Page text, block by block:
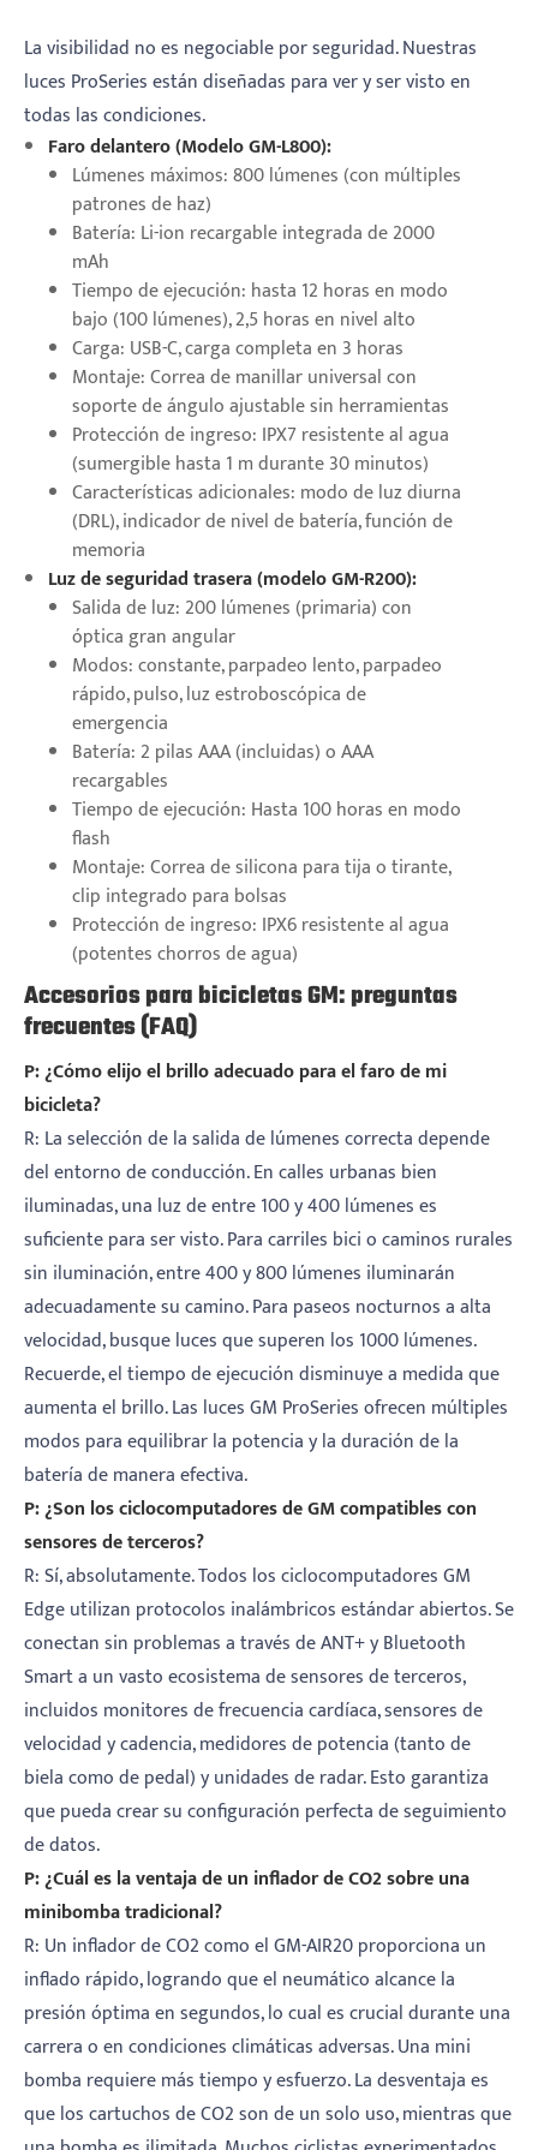
La visibilidad no es negociable por seguridad. Nuestras
luces ProSeries están diseñadas para ver y ser visto en
todas las condiciones.
Faro delantero (Modelo GM-L800):
Lúmenes máximos: 800 lúmenes (con múltiples
patrones de haz)
Batería: Li-ion recargable integrada de 2000
mAh
Tiempo de ejecución: hasta 12 horas en modo
bajo (100 lúmenes), 2,5 horas en nivel alto
Carga: USB-C, carga completa en 3 horas
Montaje: Correa de manillar universal con
soporte de ángulo ajustable sin herramientas
Protección de ingreso: IPX7 resistente al agua
(sumergible hasta 1 m durante 30 minutos)
Características adicionales: modo de luz diurna
(DRL), indicador de nivel de batería, función de
memoria
Luz de seguridad trasera (modelo GM-R200):
Salida de luz: 200 lúmenes (primaria) con
óptica gran angular
Modos: constante, parpadeo lento, parpadeo
rápido, pulso, luz estroboscópica de
emergencia
Batería: 2 pilas AAA (incluidas) o AAA
recargables
Tiempo de ejecución: Hasta 100 horas en modo
flash
Montaje: Correa de silicona para tija o tirante,
clip integrado para bolsas
Protección de ingreso: IPX6 resistente al agua
(potentes chorros de agua)
Accesorios para bicicletas GM: preguntas
frecuentes (FAQ)
P: ¿Cómo elijo el brillo adecuado para el faro de mi
bicicleta?
R: La selección de la salida de lúmenes correcta depende
del entorno de conducción. En calles urbanas bien
iluminadas, una luz de entre 100 y 400 lúmenes es
suficiente para ser visto. Para carriles bici o caminos rurales
sin iluminación, entre 400 y 800 lúmenes iluminarán
adecuadamente su camino. Para paseos nocturnos a alta
velocidad, busque luces que superen los 1000 lúmenes.
Recuerde, el tiempo de ejecución disminuye a medida que
aumenta el brillo. Las luces GM ProSeries ofrecen múltiples
modos para equilibrar la potencia y la duración de la
batería de manera efectiva.
P: ¿Son los ciclocomputadores de GM compatibles con
sensores de terceros?
R: Sí, absolutamente. Todos los ciclocomputadores GM
Edge utilizan protocolos inalámbricos estándar abiertos. Se
conectan sin problemas a través de ANT+ y Bluetooth
Smart a un vasto ecosistema de sensores de terceros,
incluidos monitores de frecuencia cardíaca, sensores de
velocidad y cadencia, medidores de potencia (tanto de
biela como de pedal) y unidades de radar. Esto garantiza
que pueda crear su configuración perfecta de seguimiento
de datos.
P: ¿Cuál es la ventaja de un inflador de CO2 sobre una
minibomba tradicional?
R: Un inflador de CO2 como el GM-AIR20 proporciona un
inflado rápido, logrando que el neumático alcance la
presión óptima en segundos, lo cual es crucial durante una
carrera o en condiciones climáticas adversas. Una mini
bomba requiere más tiempo y esfuerzo. La desventaja es
que los cartuchos de CO2 son de un solo uso, mientras que